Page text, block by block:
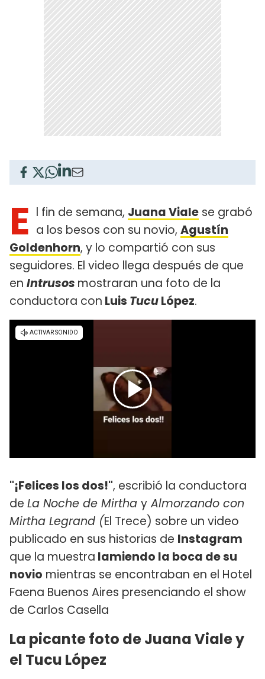
E l fin de semana, Juana Viale se grabó
a los besos con su novio, Agustín
Goldenhorn, y lo compartió con sus
seguidores. El video llega después de que
en Intrusos mostraran una foto de la
conductora con Luis TucuLópez.
"¡Felices los dos!", escribió la conductora
de La Noche de Mirtha yAlmorzando con
Mirtha Legrand (El Trece) sobre un video
publicado en sus historias de Instagram
que la muestra lamiendo la boca de su
novio mientras se encontraban en el Hotel
Faena Buenos Aires presenciando el show
de Carlos Casella
La picante foto de Juana Viale y
el Tucu López